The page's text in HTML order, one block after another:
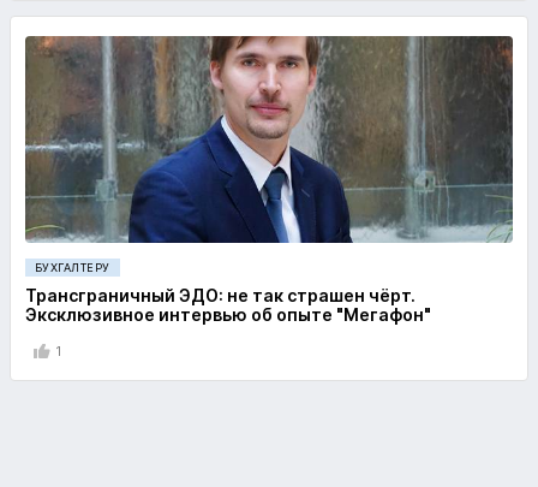
БУХГАЛТЕРУ
Трансграничный ЭДО: не так страшен чёрт.
Эксклюзивное интервью об опыте "Мегафон"
1